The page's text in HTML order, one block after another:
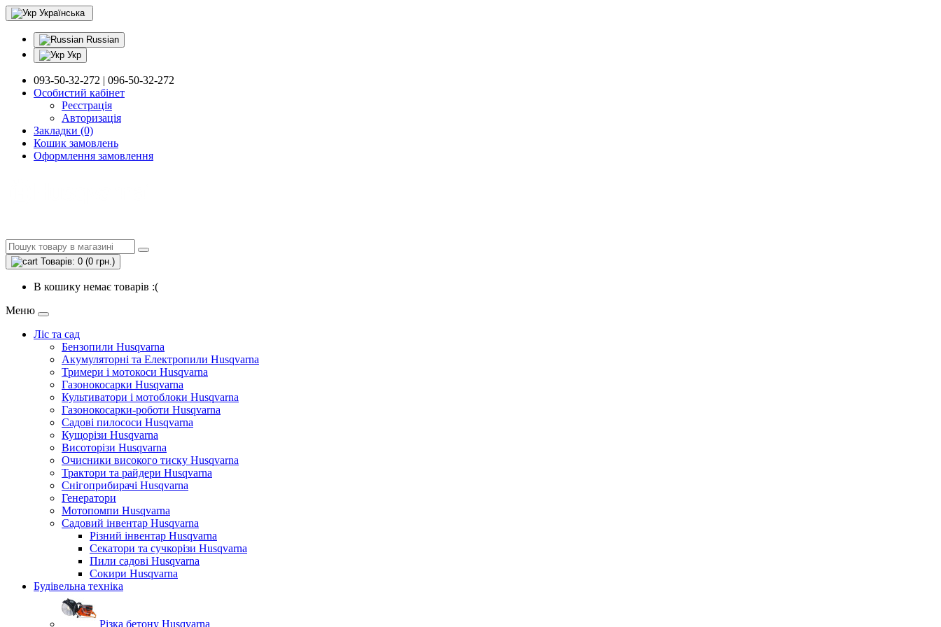
Українська
Russian
Укр
093-50-32-272 | 096-50-32-272
Особистий кабінет
Реєстрація
Авторизація
Закладки (0)
Кошик замовлень
Оформлення замовлення
Товарів: 0 (0 грн.)
В кошику немає товарів :(
Меню
Ліс та сад
Бензопили Husqvarna
Акумуляторні та Електропили Husqvarna
Тримери і мотокоси Husqvarna
Газонокосарки Husqvarna
Культиватори і мотоблоки Husqvarna
Газонокосарки-роботи Husqvarna
Садові пилососи Husqvarna
Кущорізи Husqvarna
Висоторізи Husqvarna
Очисники високого тиску Husqvarna
Трактори та райдери Husqvarna
Снігоприбирачі Husqvarna
Генератори
Мотопомпи Husqvarna
Садовий інвентар Husqvarna
Різний інвентар Husqvarna
Секатори та сучкорізи Husqvarna
Пили садові Husqvarna
Сокири Husqvarna
Будівельна техніка
Різка бетону Husqvarna